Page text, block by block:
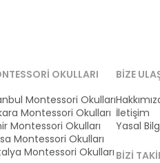
OKULLARI
Montessori Okulları
Montessori Okulları
Montessori Okulları
Montessori Okulları
Montessori Okulları
BIZE
İletişim
Yasal
BIZI